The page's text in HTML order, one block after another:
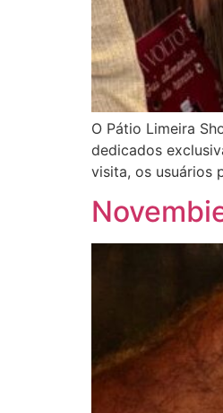
O Pátio Limeira
dedicados
visita, os usuários